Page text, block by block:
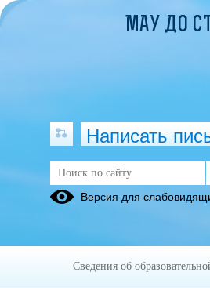
ПОХОДЫ. ОТЧЁТЫ О
ОТЧЕТ
МАУ ДО
Написать
Версия для
Сведения об